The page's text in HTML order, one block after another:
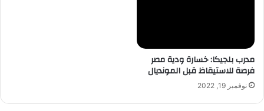
مدرب بلجيكا: خسارة ودية مصر
فرصة للاستيقاظ قبل المونديال
نوفمبر 19, 2022